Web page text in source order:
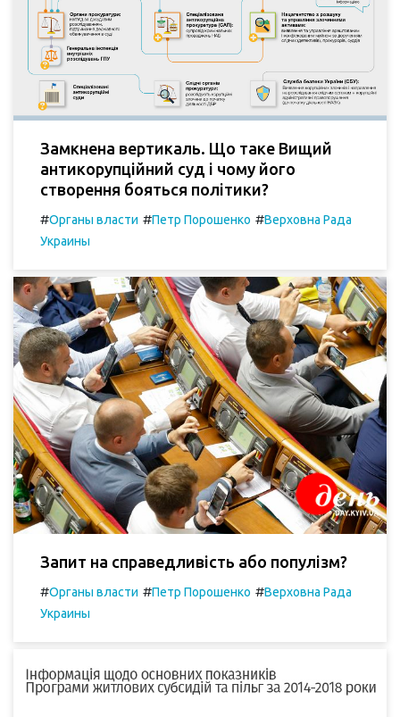
Замкнена вертикаль. Що таке Вищий
антикорупційний суд і чому його
створення бояться політики?
#Органы власти #Петр Порошенко #Верховна Рада
Украины
Запит на справедливість або популізм?
#Органы власти #Петр Порошенко #Верховна Рада
Украины